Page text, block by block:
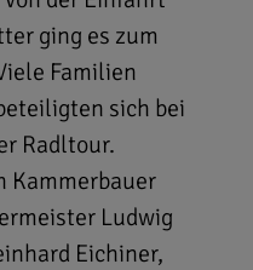
ging es zum
Familien
sich bei
Radltour.
Kammerbauer
Ludwig
Eichiner,